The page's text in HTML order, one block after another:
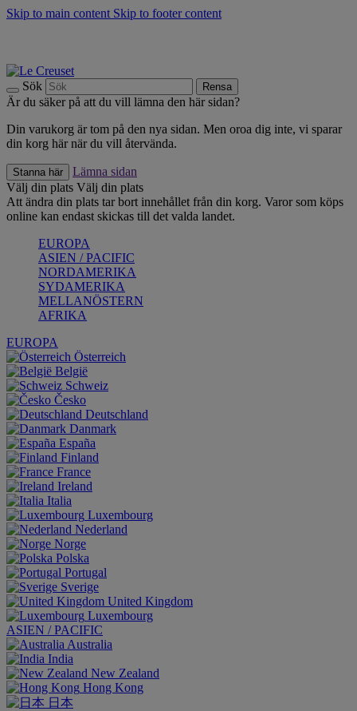
Skip to main content Skip to footer content
Sök Rensa
Är du säker på att du vill lämna den här sidan?
Din varukorg är tom på den nya sidan. Men oroa dig inte, vi sparar
din korg här när du vill återvända.
Stanna här
Lämna sidan
Välj din plats Välj din plats
Att ändra din plats tar bort innehållet från din korg. Varor som köps
online kan endast skickas till det valda landet.
EUROPA
ASIEN / PACIFIC
NORDAMERIKA
SYDAMERIKA
MELLANÖSTERN
AFRIKA
EUROPA
Österreich
België
Schweiz
Česko
Deutschland
Danmark
España
Finland
France
Ireland
Italia
Luxembourg
Nederland
Norge
Polska
Portugal
Sverige
United Kingdom
Luxembourg
ASIEN / PACIFIC
Australia
India
New Zealand
Hong Kong
日本